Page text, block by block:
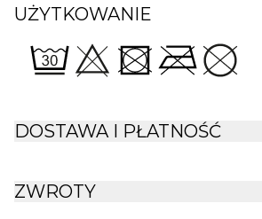
UŻYTKOWANIE
DOSTAWA I PŁATNOŚĆ
ZWROTY